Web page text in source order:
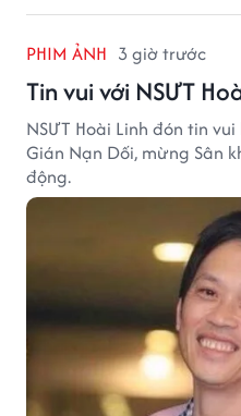
PHIM ẢNH 3 giờ trước
Tin vui với NSƯT
NSƯT Hoài Linh đón tin
Gián Nạn Dối, mừng Sân
động.